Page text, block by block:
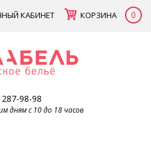
КАБИНЕТ КОРЗИНА 0
98-98
дням с 10 до 18 часов